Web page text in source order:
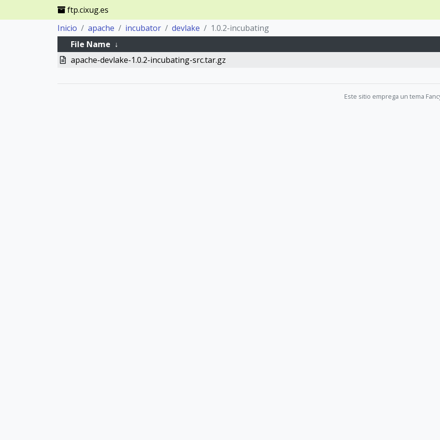
ftp.cixug.es
Inicio
apache incubator devlake
1.0.2-incubating
File Name ↓
apache-devlake-1.0.2-incubating-src.tar.gz
Este sitio emprega un tema